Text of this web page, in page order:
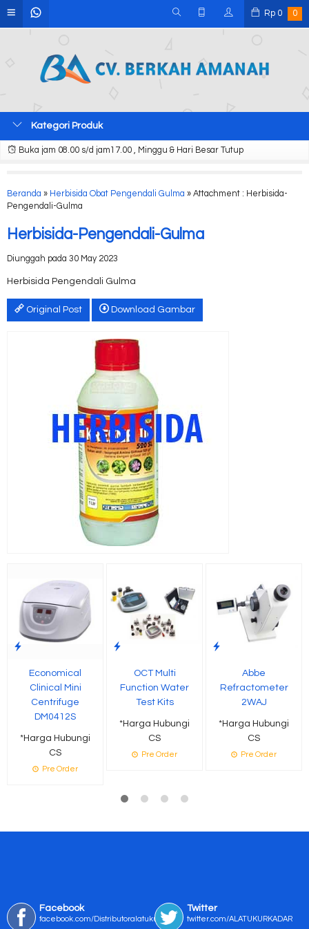
Rp 0 0
Kategori Produk
Buka jam 08.00 s/d jam17.00 , Minggu & Hari Besar Tutup
Beranda » Herbisida Obat Pengendali Gulma » Attachment : Herbisida-
Pengendali-Gulma
Herbisida-Pengendali-Gulma
Diunggah pada 30 May 2023
Herbisida Pengendali Gulma
Original Post Download Gambar
Economical
Clinical Mini
Centrifuge
DM0412S
*Harga Hubungi
CS
Pre Order
OCT Multi
Function Water
Test Kits
*Harga Hubungi
CS
Pre Order
Abbe
Refractometer
2WAJ
*Harga Hubungi
CS
Pre Order
Facebook
facebook.com/Distributoralatukur
Twitter
twitter.com/ALATUKURKADAR